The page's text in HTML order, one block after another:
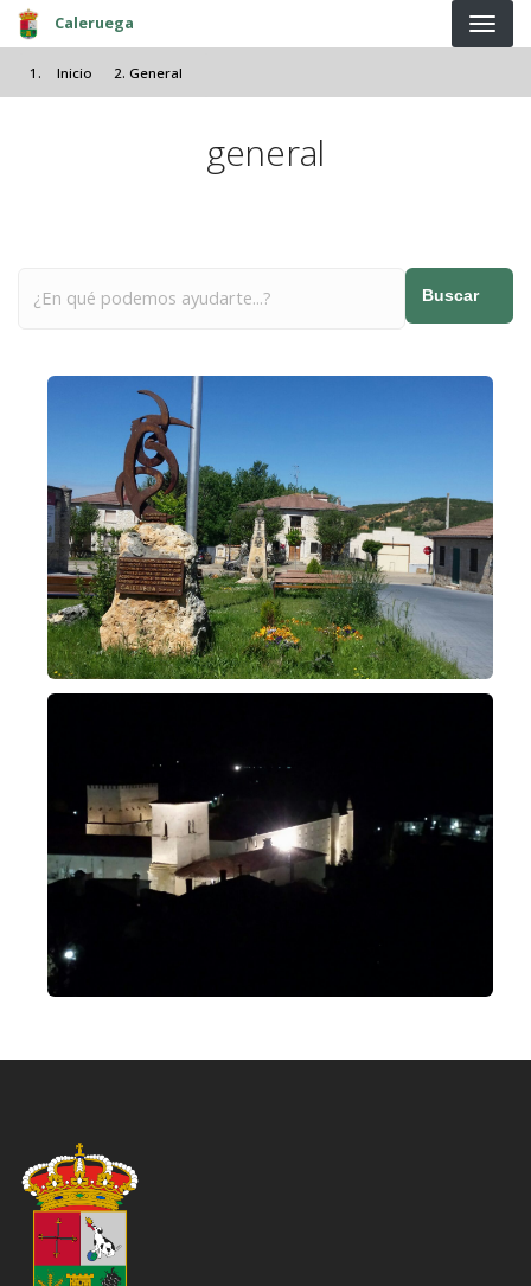
Pasar al contenido principal
Caleruega
Inicio General
general
Buscar